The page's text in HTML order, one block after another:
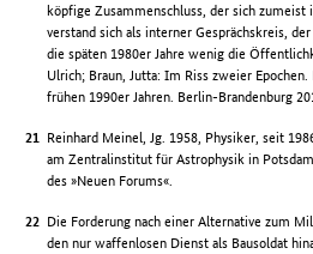
köpfige Zusammenschluss, der sich
verstand sich als interner Gesprächskreis,
die späten 1980er Jahre wenig die
Ulrich; Braun, Jutta: Im Riss zweier
frühen 1990er Jahren. Berlin-Brandenburg
Reinhard Meinel, Jg. 1958, Physiker, seit
am Zentralinstitut für Astrophysik in
des »Neuen Forums«.
Die Forderung nach einer Alternative zum
den nur waffenlosen Dienst als Bausoldat